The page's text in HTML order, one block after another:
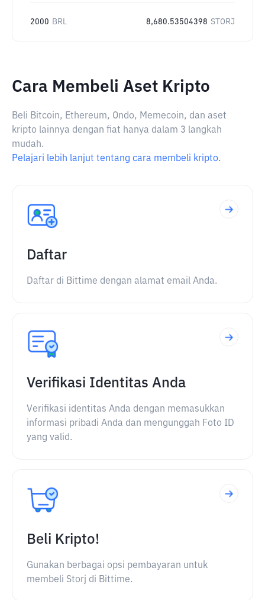
2000 BRL 8,680.53504398 STORJ
Cara Membeli Aset Kripto
Beli Bitcoin, Ethereum, Ondo, Memecoin, dan aset
kripto lainnya dengan fiat hanya dalam 3 langkah
mudah.
Pelajari lebih lanjut tentang cara membeli kripto.
Daftar
Daftar di Bittime dengan alamat email Anda.
Verifikasi Identitas Anda
Verifikasi identitas Anda dengan memasukkan
informasi pribadi Anda dan mengunggah Foto ID
yang valid.
Beli Kripto!
Gunakan berbagai opsi pembayaran untuk
membeli Storj di Bittime.